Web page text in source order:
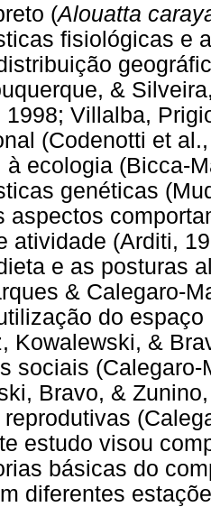
(Alouatta
fisiológicas e
&
1998; Villalba,
(Codenotti et
à ecologia (Bicca-
genéticas
aspectos
atividade (Arditi,
e as posturas
& Calegaro-
do
Kowalewski, &
sociais
Bravo, &
estudo visou
básicas do
diferentes